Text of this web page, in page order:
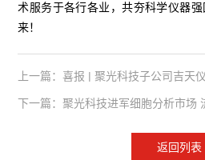
术服务于各行各业，共夯科学仪器
来！
下一篇：聚光科技进军细胞分析市场
返回列表